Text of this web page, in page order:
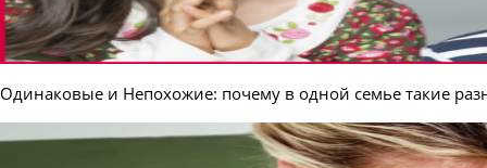
Одинаковые и Непохожие: почему в одной семье такие